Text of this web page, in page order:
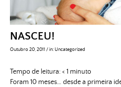
NASCEU!
Outubro 20, 2011/in: Uncategorized
Tempo de leitura:< 1 minuto
Foram 10 meses… desde a primeira